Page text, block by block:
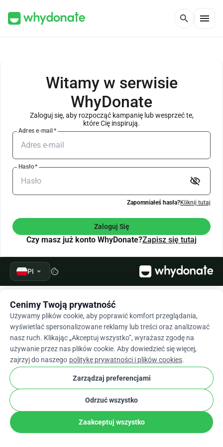
search menu
Witamy w serwisie
WhyDonate
Zaloguj się, aby rozpocząć kampanię lub wesprzeć te,
które Cię inspirują.
Adres e-mail*
Hasło*
visibility_off
Zapomniałeś hasła?Kliknij tutaj
Zaloguj Się
Czy masz już konto WhyDonate?Zapisz się tutaj
Pl arrow_drop_down cookie
Cenimy Twoją prywatność
Używamy plików cookie, aby poprawić komfort przeglądania,
wyświetlać spersonalizowane reklamy lub treści oraz analizować
nasz ruch. Klikając „Akceptuj wszystko”, wyrażasz zgodę na
używanie przez nas plików cookie. Aby dowiedzieć się więcej,
zajrzyj do naszego politykę prywatności i plików cookies.
Zarządzaj preferencjami
Odrzuć wszystko
Zaakceptuj wszystko